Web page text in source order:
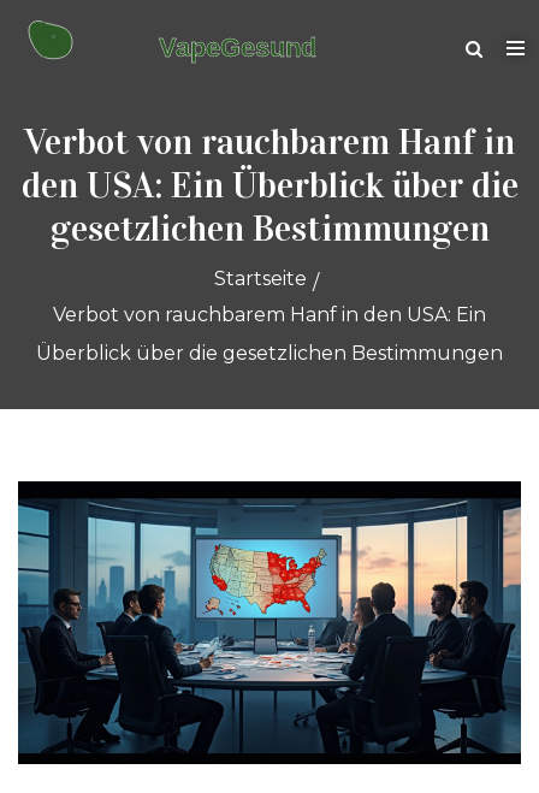
Verbot von rauchbarem Hanf in
den USA: Ein Überblick über die
gesetzlichen Bestimmungen
Startseite
Verbot von rauchbarem Hanf in den USA: Ein
Überblick über die gesetzlichen Bestimmungen